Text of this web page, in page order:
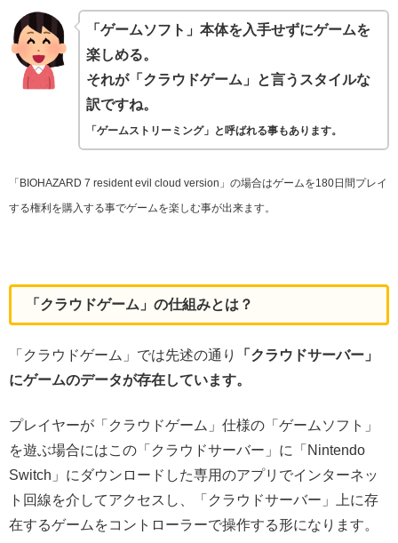
「ゲームソフト」本体を入手せずにゲームを
楽しめる。
それが「クラウドゲーム」と言うスタイルな
訳ですね。
「ゲームストリーミング」と呼ばれる事もあります。
「BIOHAZARD 7 resident evil cloud version」の場合はゲームを180日間プレイ
する権利を購入する事でゲームを楽しむ事が出来ます。
「クラウドゲーム」の仕組みとは？
「クラウドゲーム」では先述の通り
「クラウドサーバー」
にゲームのデータが存在しています。
プレイヤーが「クラウドゲーム」仕様の「ゲームソフト」
を遊ぶ場合にはこの「クラウドサーバー」に「Nintendo
Switch」にダウンロードした専用のアプリでインターネッ
ト回線を介してアクセスし、「クラウドサーバー」上に存
在するゲームをコントローラーで操作する形になります。